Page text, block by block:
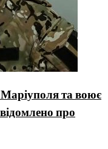
та воює
про